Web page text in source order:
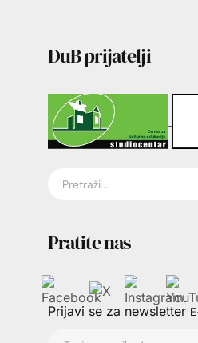
DuB prijatelji
Pratite nas
Prijavi se za newsletter